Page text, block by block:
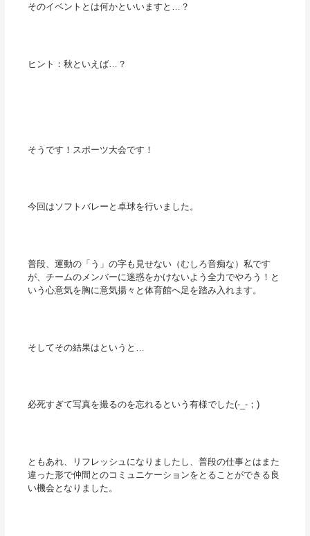
そのイベントとは何かといいますと…？
ヒント：秋といえば…？
そうです！スポーツ大会です！
今回はソフトバレーと卓球を行いました。
普段、運動の「う」の字も見せない（むしろ音痴な）私です
が、チームのメンバーに迷惑をかけないよう全力でやろう！と
いう心意気を胸に意気揚々と体育館へ足を踏み入れます。
そしてその結果はというと…
必死すぎて写真を撮るのを忘れるという有様でした(-_-；)
ともあれ、リフレッシュになりましたし、普段の仕事とはまた
違った形で仲間とのコミュニケーションをとることができる良
い機会となりました。